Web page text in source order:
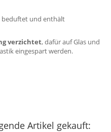
beduftet und enthält
verzichtet, dafür auf Glas und
eingespart werden.
Artikel gekauft: